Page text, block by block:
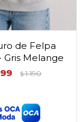
de Felpa
Gris Melange
$ 1.190